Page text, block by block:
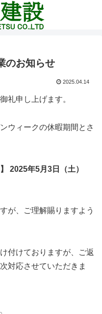
のお知らせ
2025.04.14
礼申し上げます。
ウィークの休暇期間とさ
2025年5月3日（土）
が、ご理解賜りますよう
付けておりますが、ご返
対応させていただきま